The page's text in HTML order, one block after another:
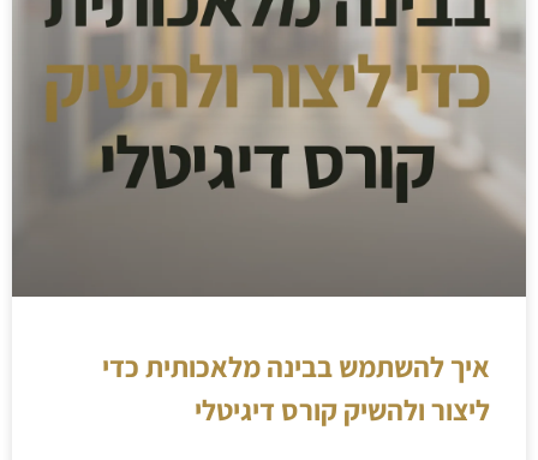
איך להשתמש בבינה מלאכותית כדי
ליצור ולהשיק קורס דיגיטלי